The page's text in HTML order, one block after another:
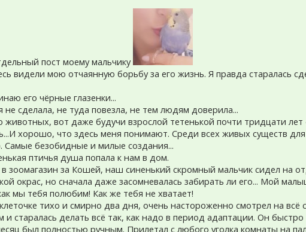
пост моему мальчику
видели мою отчаянную борьбу за его жизнь. Я правда старалась
его чёрные глазенки...
не сделала, не туда повезла, не тем людям доверила...
вот даже будучи взрослой тетенькой почти тридцати
хорошо, что здесь меня понимают. Среди всех живых существ
Самые безобидные и милые создания...
птичья душа попала к нам в дом.
зоомагазин за Кошей, наш синенький скромный мальчик сидел на
окрас, но сначала даже засомневалась забирать ли его... Мой
мы тебя полюбим! Как же тебя не хватает!
тихо и смирно два дня, очень настороженно смотрел на всё
и старалась делать всё так, как надо в период адаптации. Он
был полностью ручным. Прилетал с любого уголка комнаты на